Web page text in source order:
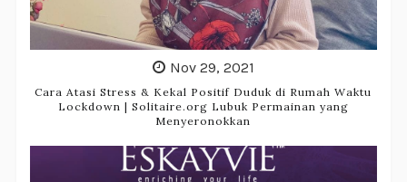
Nov 29, 2021
Cara Atasi Stress & Kekal Positif Duduk di Rumah Waktu
Lockdown | Solitaire.org Lubuk Permainan yang
Menyeronokkan